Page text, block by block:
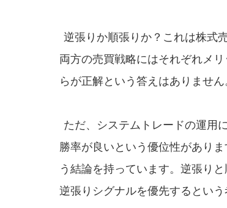
逆張りか順張りか？これは株式
両方の売買戦略にはそれぞれメ
らが正解という答えはありません
ただ、システムトレードの運用
勝率が良いという優位性があり
う結論を持っています。逆張り
逆張りシグナルを優先するとい